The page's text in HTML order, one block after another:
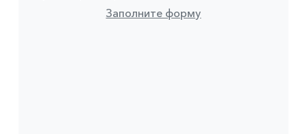
Заполните форму